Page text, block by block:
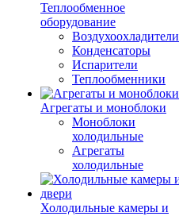
Теплообменное
оборудование
Воздухоохладители
Конденсаторы
Испарители
Теплообменники
Агрегаты и моноблоки
Моноблоки
холодильные
Агрегаты
холодильные
Холодильные камеры и